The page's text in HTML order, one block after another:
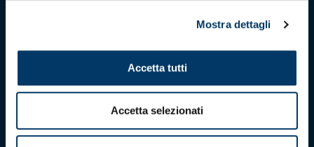
Mostra dettagli
Accetta tutti
Accetta selezionati
Genoa Cricket and Football Club S.p.A.
Via Ronchi 67, 16155 Genova Pegli
Iscritto al Registro Stampa del Tribunale di Genova n. 3054 in data 7
maggio 2025
C.F. 80033270101